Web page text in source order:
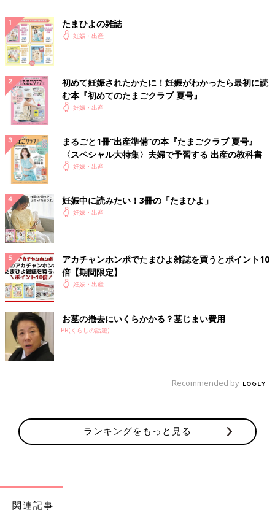
9.5センチになり、すっかり人の形に
前回は胎芽と呼ばれるまだ胎児になっていない状態でしたが、す
っかり頭と体が出来て人型に成長しており、「うわー赤ちゃんだ
ー」と少し嬉しくなりました。「男の子と女の子、どっちだろ
う」と早く知りたいとそわそわしました。つわりや初期の体調不
良はありましたが、成長具合などについては特に問題はなく、食
事も気をつけていたので指導されることもなく安心しました。
＜妊娠中期＞第26週のエコー写真
おしりチェックが恒例に
少し前からお腹の中で動くのを感じられるようになっていまし
と、「ここがおしりで、間に何も見えないので女の子ですね」
と、チェックしてくれていました。
たまひよの雑誌
妊娠・出産
初めて妊娠されたかたに！妊娠がわかったら最初に読
む本『初めてのたまごクラブ 夏号』
妊娠・出産
まるごと1冊“出産準備”の本『たまごクラブ 夏号』
〈スペシャル大特集〉夫婦で予習する 出産の教科書
妊娠・出産
妊娠中に読みたい！3冊の「たまひよ」
妊娠・出産
アカチャンホンポでたまひよ雑誌を買うとポイント10
倍【期間限定】
妊娠・出産
お墓の撤去にいくらかかる？墓じまい費用
PR(くらしの話題)
Recommended by
ランキングをもっと見る
関連記事